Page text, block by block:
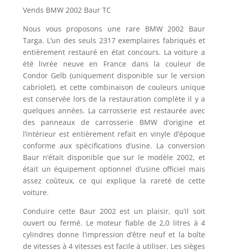
Vends BMW 2002 Baur TC
Nous vous proposons une rare BMW 2002 Baur
Targa. L’un des seuls 2317 exemplaires fabriqués et
entièrement restauré en état concours. La voiture a
été livrée neuve en France dans la couleur de
Condor Gelb (uniquement disponible sur le version
cabriolet), et cette combinaison de couleurs unique
est conservée lors de la restauration complète il y a
quelques années. La carrosserie est restaurée avec
des panneaux de carrosserie BMW d’origine et
l’intérieur est entièrement refait en vinyle d’époque
conforme aux spécifications d’usine. La conversion
Baur n’était disponible que sur le modèle 2002, et
était un équipement optionnel d’usine officiel mais
assez coûteux, ce qui explique la rareté de cette
voiture.
Conduire cette Baur 2002 est un plaisir, qu’il soit
ouvert ou fermé. Le moteur fiable de 2,0 litres à 4
cylindres donne l’impression d’être neuf et la boîte
de vitesses à 4 vitesses est facile à utiliser. Les sièges